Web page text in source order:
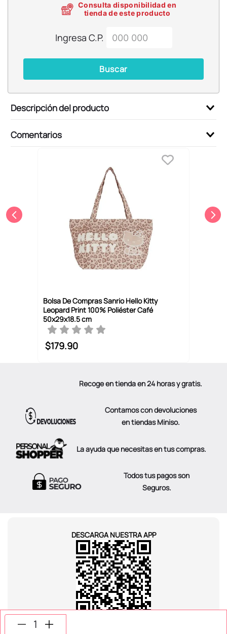
Consulta disponibilidad en
tienda de este producto
Ingresa C.P.
Buscar
Descripción del producto
Comentarios
Bolsa De Compras Sanrio Hello Kitty
Leopard Print 100% Poliéster Café
50x29x18.5 cm
$179.90
Recoge en tienda en 24 horas y gratis.
Contamos con devoluciones
en tiendas Miniso.
La ayuda que necesitas en tus compras.
Todos tus pagos son
Seguros.
DESCARGA NUESTRA APP